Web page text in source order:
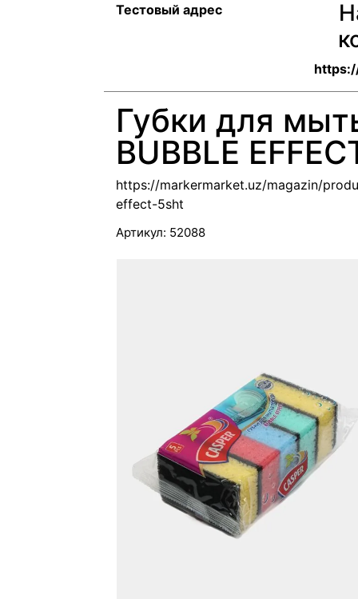
Тестовый адрес
Губки для
BUBBLE
https://markermarket.uz/magazin/
effect-5sht
Артикул: 52088